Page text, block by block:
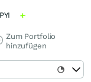
Zum Portfolio
hinzufügen